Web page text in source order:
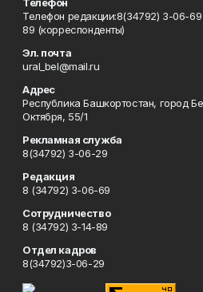
Телефон редакции:8(34792) 3-06-
89 (корреспонденты)
Эл. почта
ural_bel@mail.ru
Адрес
Республика Башкортостан, город
Октября, 55/1
Рекламная служба
8(34792) 3-06-29
Редакция
8 (34792) 3-06-69
Сотрудничество
8 (34792) 3-14-89
Отдел кадров
8(34792)3-06-29